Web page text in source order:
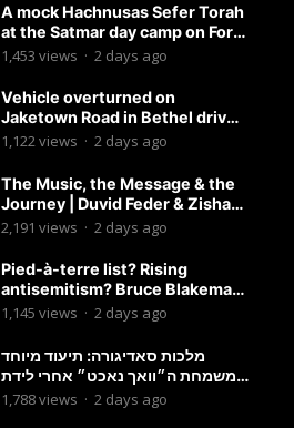
A mock Hachnusas Sefer Torah
at the Satmar day camp on Fort
Hamilton Parkway.
1,453 views · 2 days ago
Vehicle overturned on
Jaketown Road in Bethel driver
arrested for driving while
1,122views · 2 days ago
The Music, the Message & the
Journey | Duvid Feder & Zisha
Surkis | Round Table #11
2,191 views · 2 days ago
Pied-à-terre list? Rising
antisemitism? Bruce Blakeman
chances? Podcast with
1,145 views · 2 days ago
מלכות סאדיגורה: תיעוד מיוחד
משמחת ה״וואך נאכט״ אחרי לידת
בן האדמו״ר-פשוט לצפות ולהנות
1,788views · 2 days ago